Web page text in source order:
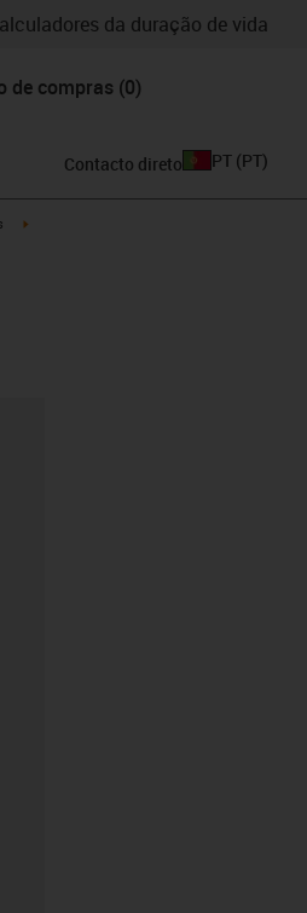
da duração de vida
de compras (0)
Contacto direto PT (PT)